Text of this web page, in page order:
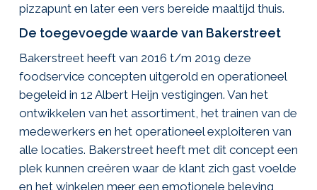
pizzapunt en later een vers bereide maaltijd thuis.
De toegevoegde waarde van Bakerstreet
Bakerstreet heeft van 2016 t/m 2019 deze
foodservice concepten uitgerold en operationeel
begeleid in 12 Albert Heijn vestigingen. Van het
ontwikkelen van het assortiment, het trainen van de
medewerkers en het operationeel exploiteren van
alle locaties. Bakerstreet heeft met dit concept een
plek kunnen creëren waar de klant zich gast voelde
en het winkelen meer een emotionele beleving